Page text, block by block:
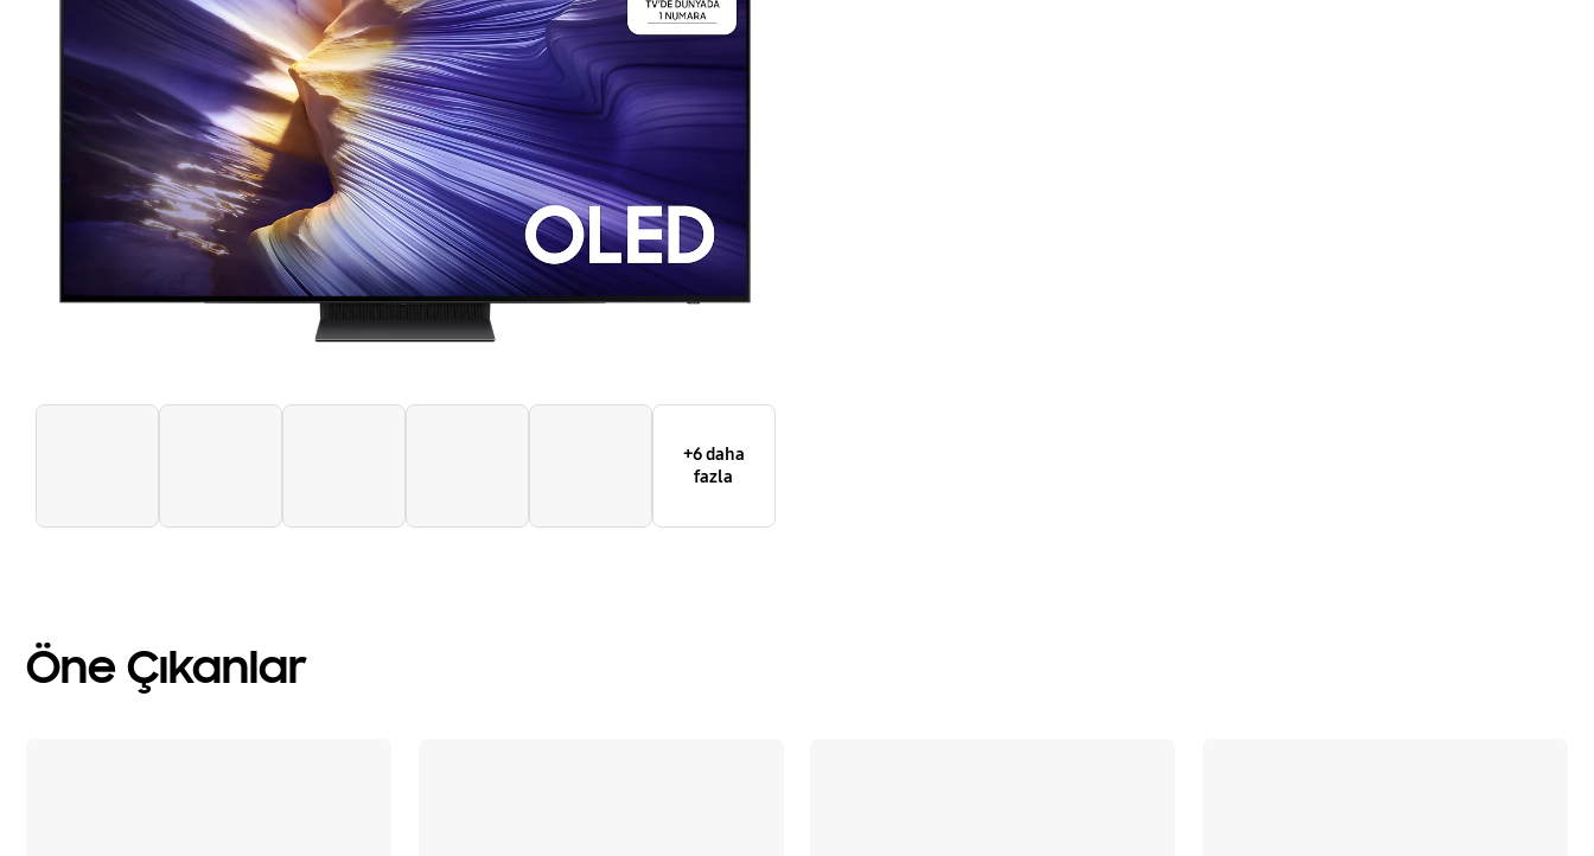
+6 daha
fazla
Öne Çıkanlar